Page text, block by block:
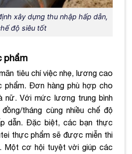
xây dựng thu nhập hấp dẫn,
độ siêu tốt
phẩm
tiêu chí việc nhẹ, lương cao
Đơn hàng phù hợp cho
nữ. Với mức lương trung bình
tháng cùng nhiều chế độ
dẫn. Đặc biệt, các bạn thực
thực phẩm sẽ được miễn thi
Một cơ hội tuyệt vời giúp các